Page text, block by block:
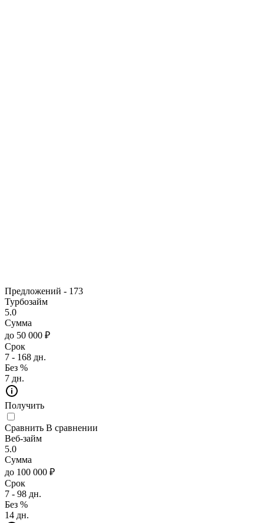
Предложений - 173
Турбозайм
5.0
Сумма
до 50 000 ₽
Срок
7 - 168 дн.
Без %
7 дн.
Получить
Сравнить В сравнении
Веб-займ
5.0
Сумма
до 100 000 ₽
Срок
7 - 98 дн.
Без %
14 дн.